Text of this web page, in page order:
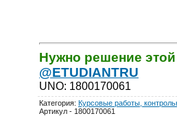
Нужно решение
@ETUDIANTRU
UNO: 1800170061
Категория: Курсовые работы,
Артикул - 1800170061